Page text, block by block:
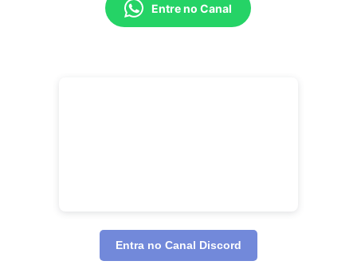
Entre no Canal
Entra no Canal Discord